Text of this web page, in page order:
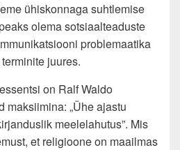
ühiskonnaga suhtlemise
olema sotsiaalteaduste
problemaatika
juures.
on Ralf Waldo
maksiimina: „Ühe ajastu
meelelahutus”. Mis
et religioone on maailmas